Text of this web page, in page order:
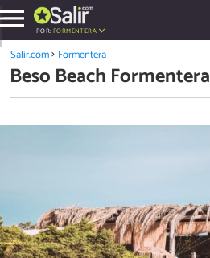
POR: FORMENTERA
Salir.com Formentera
Beso Beach Formentera